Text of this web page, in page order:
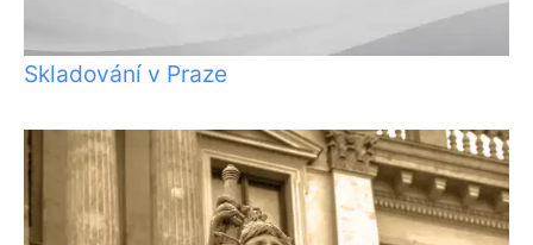
Skladování v Praze